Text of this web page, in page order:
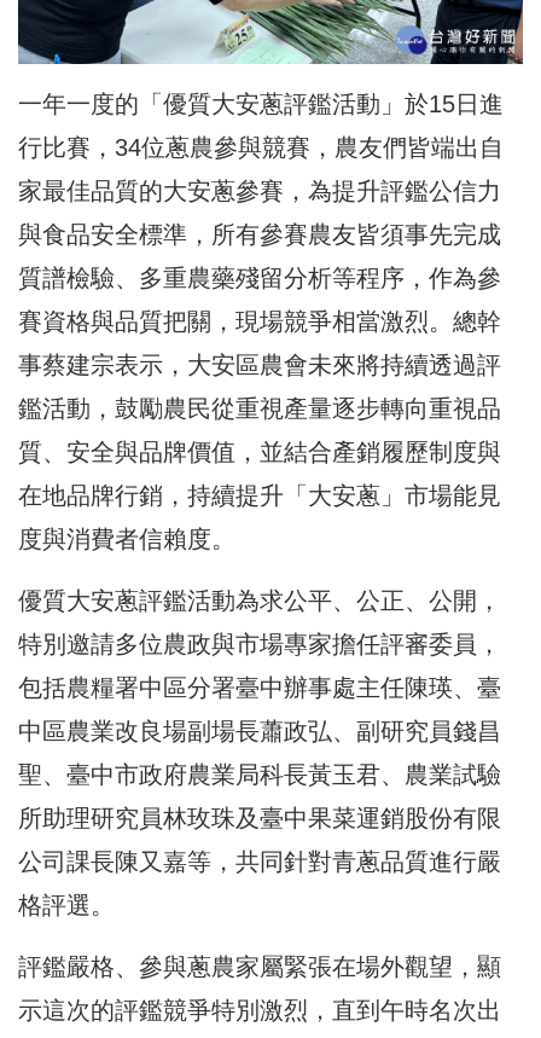
一年一度的「優質大安蔥評鑑活動」於15日進
行比賽，34位蔥農參與競賽，農友們皆端出自
家最佳品質的大安蔥參賽，為提升評鑑公信力
與食品安全標準，所有參賽農友皆須事先完成
質譜檢驗、多重農藥殘留分析等程序，作為參
賽資格與品質把關，現場競爭相當激烈。總幹
事蔡建宗表示，大安區農會未來將持續透過評
鑑活動，鼓勵農民從重視產量逐步轉向重視品
質、安全與品牌價值，並結合產銷履歷制度與
在地品牌行銷，持續提升「大安蔥」市場能見
度與消費者信賴度。
優質大安蔥評鑑活動為求公平、公正、公開，
特別邀請多位農政與市場專家擔任評審委員，
包括農糧署中區分署臺中辦事處主任陳瑛、臺
中區農業改良場副場長蕭政弘、副研究員錢昌
聖、臺中市政府農業局科長黃玉君、農業試驗
所助理研究員林玫珠及臺中果菜運銷股份有限
公司課長陳又嘉等，共同針對青蔥品質進行嚴
格評選。
評鑑嚴格、參與蔥農家屬緊張在場外觀望，顯
示這次的評鑑競爭特別激烈，直到午時名次出